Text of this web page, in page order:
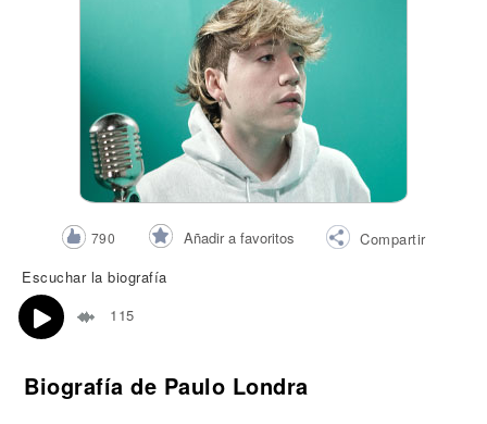
790 Añadir a favoritos
Compartir
Escuchar la biografía
115
Biografía de Paulo Londra